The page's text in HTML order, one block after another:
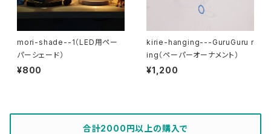
mori-shade--1（LED用ペー
パーシェード）
¥800
kirie-hanging---GuruGuru r
ing（ペーパーオーナメント）
¥1,200
合計2000円以上の購入で